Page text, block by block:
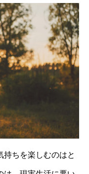
持ちを楽しむのはと